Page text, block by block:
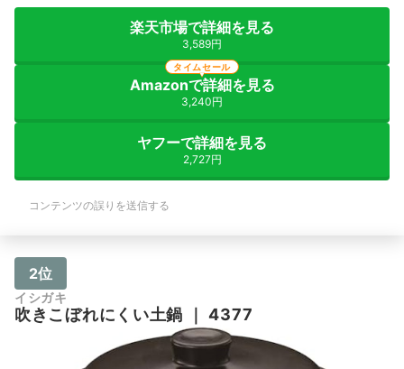
楽天市場で詳細を見る
3,589円
Amazonで詳細を見る
3,240円
タイムセール
ヤフーで詳細を見る
2,727円
コンテンツの誤りを送信する
2位
イシガキ
吹きこぼれにくい土鍋 ｜4377